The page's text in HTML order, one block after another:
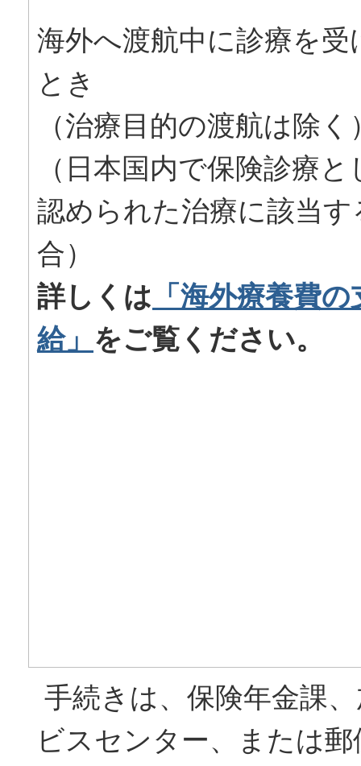
海外へ渡航中に診療を受
とき
（治療目的の渡航は除く
（日本国内で保険診療と
認められた治療に該当す
合）
詳しくは 「海外療養費の
給」 をご覧ください。
手続きは、保険年金課
ビスセンター、または